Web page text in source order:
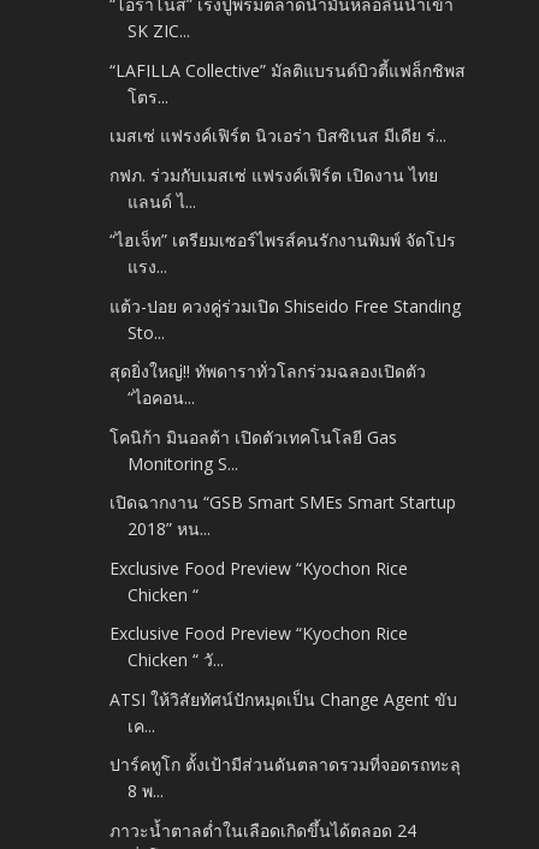
SK ZIC...
“LAFILLA Collective” มัลติแบรนด์บิวตี้แฟล็กชิพส
โตร...
เมสเซ่ แฟรงค์เฟิร์ต นิวเอร่า บิสซิเนส มีเดีย ร่...
กฟภ. ร่วมกับเมสเซ่ แฟรงค์เฟิร์ต เปิดงาน ไทย
แลนด์ ไ...
“ไฮเจ็ท” เตรียมเซอร์ไพรส์คนรักงานพิมพ์ จัดโปร
แรง...
แต้ว-ปอย ควงคู่ร่วมเปิด Shiseido Free Standing
Sto...
สุดยิ่งใหญ่!! ทัพดาราทั่วโลกร่วมฉลองเปิดตัว
“ไอคอน...
โคนิก้า มินอลต้า เปิดตัวเทคโนโลยี Gas
Monitoring S...
เปิดฉากงาน “GSB Smart SMEs Smart Startup
2018” หน...
Exclusive Food Preview “Kyochon Rice
Chicken “
Exclusive Food Preview “Kyochon Rice
Chicken “ วั...
ATSI ให้วิสัยทัศน์ปักหมุดเป็น Change Agent ขับ
เค...
ปาร์คทูโก ตั้งเป้ามีส่วนดันตลาดรวมที่จอดรถทะลุ
8 พ...
ภาวะน้ำตาลต่ำในเลือดเกิดขึ้นได้ตลอด 24